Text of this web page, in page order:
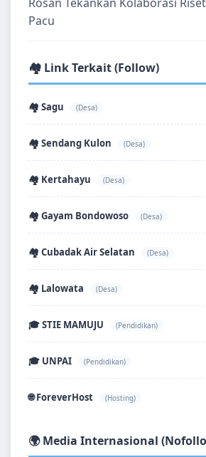
Pacu
🏘️ Link Terkait (Follow)
🏘️ Sagu (Desa)
🏘️ Sendang Kulon (Desa)
🏘️ Kertahayu (Desa)
🏘️ Gayam Bondowoso (Desa)
🏘️ Cubadak Air Selatan (Desa)
🏘️ Lalowata (Desa)
🎓 STIE MAMUJU (Pendidikan)
🎓 UNPAI (Pendidikan)
🌐 ForeverHost (Hosting)
🌍 Media Internasional